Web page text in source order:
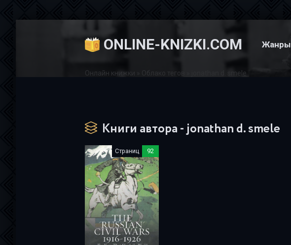
ONLINE-KNIZKI.COM Жанры
Онлайн книжки Облако тегов » jonathan d. smele
Книги автора - jonathan d. smele
Страниц 92